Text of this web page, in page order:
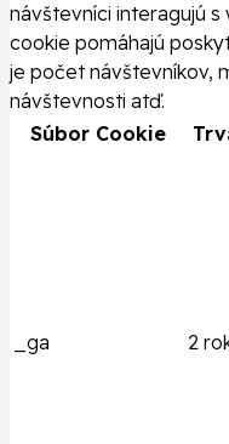
návštevníci interagujú
cookie pomáhajú
je počet návštevníkov,
návštevnosti atď.
Súbor Cookie
_ga 2